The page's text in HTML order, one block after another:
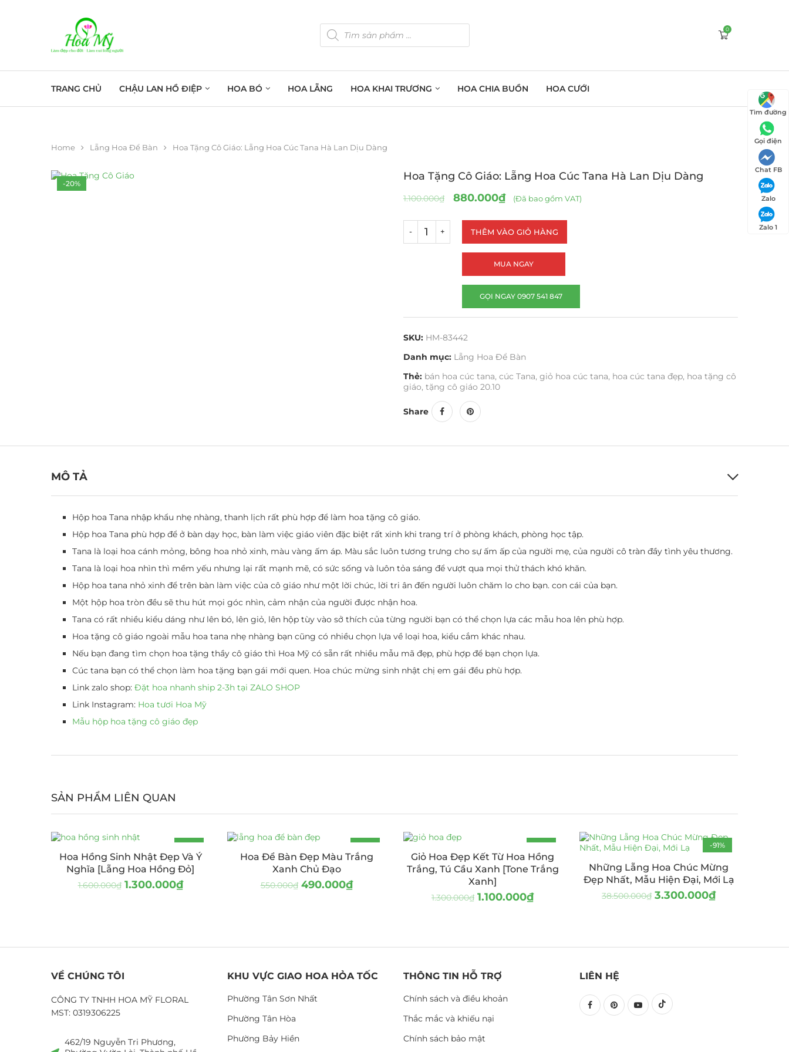
0
TRANG CHỦ CHẬU LAN HỒ ĐIỆP HOA BÓ HOA LẴNG HOA KHAI TRƯƠNG HOA CHIA BUỒN HOA CƯỚI
Home Lẵng Hoa Để Bàn Hoa Tặng Cô Giáo: Lẵng Hoa Cúc Tana Hà Lan Dịu Dàng
-20%
Hoa Tặng Cô Giáo: Lẵng Hoa Cúc Tana Hà Lan Dịu Dàng
1.100.000₫ 880.000₫ (Đã bao gồm VAT)
THÊM VÀO GIỎ HÀNG
MUA NGAY
GỌI NGAY 0907 541 847
SKU: HM-83442
Danh mục: Lẵng Hoa Để Bàn
Thẻ: bán hoa cúc tana, cúc Tana, giỏ hoa cúc tana, hoa cúc tana đẹp, hoa tặng cô
giáo, tặng cô giáo 20.10
Share
MÔ TẢ
Hộp hoa Tana nhập khẩu nhẹ nhàng, thanh lịch rất phù hợp để làm hoa tặng cô giáo.
Hộp hoa Tana phù hợp để ở bàn dạy học, bàn làm việc giáo viên đặc biệt rất xinh khi trang trí ở phòng khách, phòng học tập.
Tana là loại hoa cánh mỏng, bông hoa nhỏ xinh, màu vàng ấm áp. Màu sắc luôn tương trưng cho sự ấm ấp của người mẹ, của người cô tràn đầy tình yêu thương.
Tana là loại hoa nhìn thì mềm yếu nhưng lại rất mạnh mẽ, có sức sống và luôn tỏa sáng để vượt qua mọi thử thách khó khăn.
Hộp hoa tana nhỏ xinh để trên bàn làm việc của cô giáo như một lời chúc, lời tri ân đến người luôn chăm lo cho bạn. con cái của bạn.
Một hộp hoa tròn đều sẽ thu hút mọi góc nhìn, cảm nhận của người được nhận hoa.
Tana có rất nhiều kiểu dáng như lên bó, lên giỏ, lên hộp tùy vào sở thích của từng người bạn có thể chọn lựa các mẫu hoa lên phù hợp.
Hoa tặng cô giáo ngoài mẫu hoa tana nhẹ nhàng bạn cũng có nhiều chọn lựa về loại hoa, kiểu cắm khác nhau.
Nếu bạn đang tìm chọn hoa tặng thầy cô giáo thì Hoa Mỹ có sẵn rất nhiều mẫu mã đẹp, phù hợp để bạn chọn lựa.
Cúc tana bạn có thể chọn làm hoa tặng bạn gái mới quen. Hoa chúc mừng sinh nhật chị em gái đều phù hợp.
Link zalo shop: Đặt hoa nhanh ship 2-3h tại ZALO SHOP
Link Instagram: Hoa tươi Hoa Mỹ
Mẫu hộp hoa tặng cô giáo đẹp
SẢN PHẨM LIÊN QUAN
-19%
Hoa Hồng Sinh Nhật Đẹp Và Ý
Nghĩa [Lẵng Hoa Hồng Đỏ]
1.600.000₫ 1.300.000₫
-11%
Hoa Để Bàn Đẹp Màu Trắng
Xanh Chủ Đạo
550.000₫ 490.000₫
-15%
Giỏ Hoa Đẹp Kết Từ Hoa Hồng
Trắng, Tú Cầu Xanh [Tone Trắng
Xanh]
1.300.000₫ 1.100.000₫
-91%
Những Lẵng Hoa Chúc Mừng
Đẹp Nhất, Mẫu Hiện Đại, Mới Lạ
38.500.000₫ 3.300.000₫
VỀ CHÚNG TÔI
CÔNG TY TNHH HOA MỸ FLORAL
MST: 0319306225
462/19 Nguyễn Tri Phương,
KHU VỰC GIAO HOA HỎA TỐC
Phường Tân Sơn Nhất
Phường Tân Hòa
Phường Bảy Hiền
THÔNG TIN HỖ TRỢ
Chính sách và điều khoản
Thắc mắc và khiếu nại
Chính sách bảo mật
LIÊN HỆ
Tìm đường
Gọi điện
Chat FB
Zalo
Zalo 1